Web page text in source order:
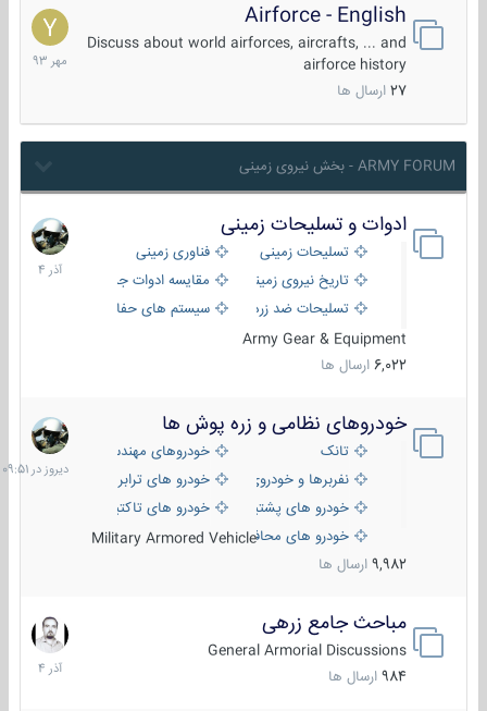
Airforce - English
Discuss about world airforces, aircrafts, ... and
airforce history
27 ارسال ها
15
مهر
1393
ARMY FORUM - بخش نیروی زمینی
ادوات و تسلیحات زمینی
تسلیحات زمینی
فناوری زمینی
تاریخ نیروی زمینی
مقایسه ادوات جنگی
تسلیحات ضد زره
سیستم های حفاظت فعال
Army Gear & Equipment
6,022 ارسال ها
21
آذر
1404
خودروهای نظامی و زره پوش ها
تانک
خودروهای مهندسی
نفربرها و خودروی های رزمی پیاده نظام
خودرو های ترابری نظامی
خودرو های پشتیبانی آتش ، شناسایی و ضد تانک
خودرو های تاکتیکی نظامی
خودرو های محافظت شدهMilitary Armored Vehicle
9,982 ارسال ها
دیروز
در
09:51
مباحث جامع زرهی
General Armorial Discussions
984 ارسال ها
7
آذر
1404